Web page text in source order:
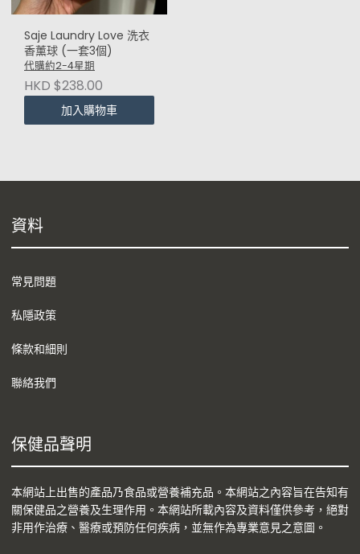
Saje Laundry Love 洗衣
香薰球 (一套3個)
代購約2-4星期
HKD $238.00
加入購物車
資料
常見問題
私隱政策
條款和細則
聯絡我們
保健品聲明
本網站上出售的產品乃食品或營養補充品。本網站之內容旨在告知有
關保健品之營養及生理作用。本網站所載內容及資料僅供參考，絕對
非用作治療、醫療或預防任何疾病，並無作為專業意見之意圖。